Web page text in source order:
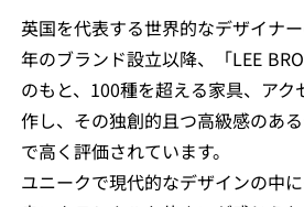
英国を代表する世界的なデザイナ
年のブランド設立以降、「LEE
のもと、100種を超える家具、ア
作し、その独創的且つ高級感のあ
で高く評価されています。
ユニークで現代的なデザインの中